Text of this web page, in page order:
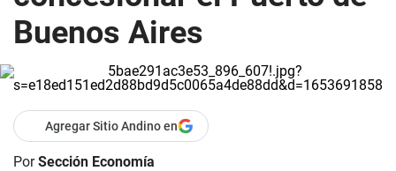
Buenos Aires
Agregar Sitio Andino en
PorSección Economía